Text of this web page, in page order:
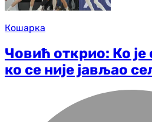
Кошарка
Човић открио: Ко
ко се није јављао